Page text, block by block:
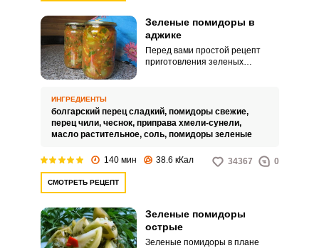
Зеленые помидоры в
аджике
Перед вами простой рецепт
приготовления зеленых
ИНГРЕДИЕНТЫ
болгарский перец сладкий, помидоры свежие,
перец чили, чеснок, приправа хмели-сунели,
масло растительное, соль, помидоры зеленые
140 мин 38.6 кКал 34367 0
СМОТРЕТЬ РЕЦЕПТ
Зеленые помидоры
острые
Зеленые помидоры в плане